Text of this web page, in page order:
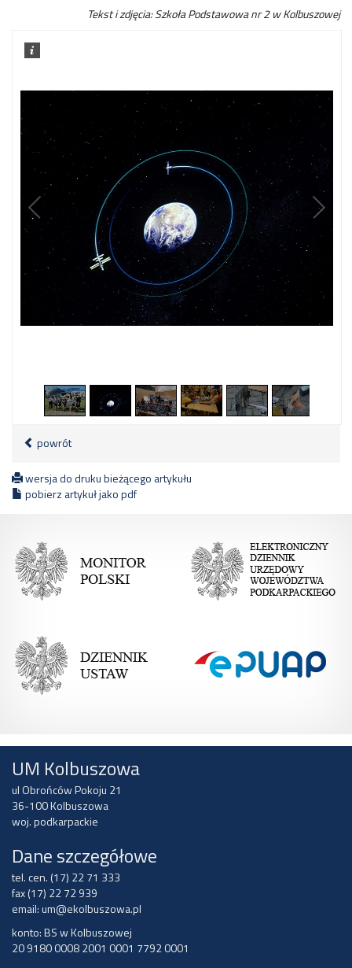
Tekst i zdjęcia: Szkoła Podstawowa nr 2 w Kolbuszowej
powrót
wersja do druku bieżącego artykułu
pobierz artykuł jako pdf
UM Kolbuszowa
ul Obrońców Pokoju 21
36-100 Kolbuszowa
woj. podkarpackie
Dane szczegółowe
tel. cen. (17) 22 71 333
fax (17) 22 72 939
email:um@ekolbuszowa.pl
konto: BS w Kolbuszowej
20 9180 0008 2001 0001 7792 0001